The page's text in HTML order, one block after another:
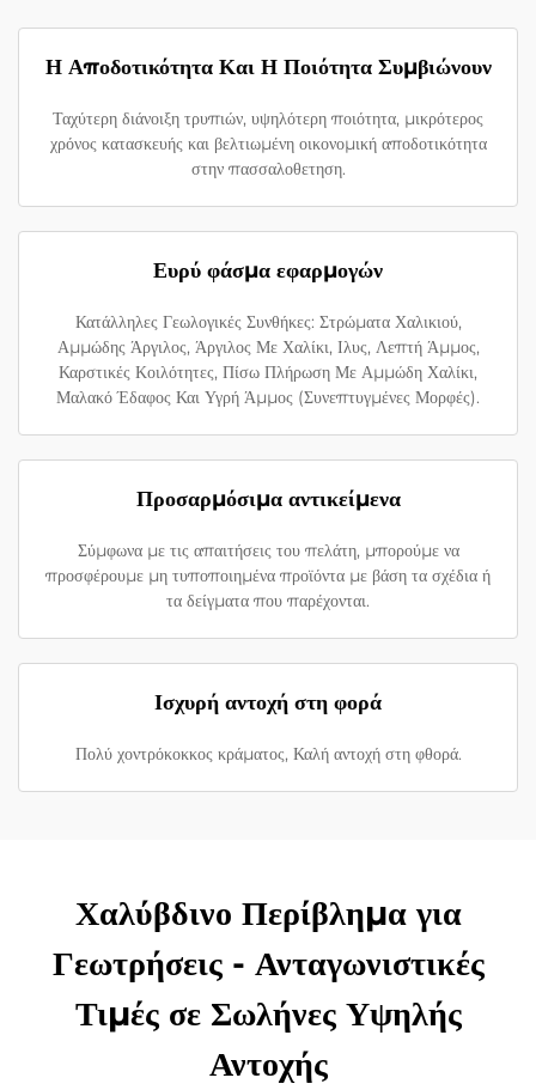
Η Αποδοτικότητα Και Η Ποιότητα Συμβιώνουν
Ταχύτερη διάνοιξη τρυπιών, υψηλότερη ποιότητα, μικρότερος
χρόνος κατασκευής και βελτιωμένη οικονομική αποδοτικότητα
στην πασσαλοθετηση.
Ευρύ φάσμα εφαρμογών
Κατάλληλες Γεωλογικές Συνθήκες: Στρώματα Χαλικιού,
Αμμώδης Άργιλος, Άργιλος Με Χαλίκι, Ιλυς, Λεπτή Άμμος,
Καρστικές Κοιλότητες, Πίσω Πλήρωση Με Αμμώδη Χαλίκι,
Μαλακό Έδαφος Και Υγρή Άμμος (Συνεπτυγμένες Μορφές).
Προσαρμόσιμα αντικείμενα
Σύμφωνα με τις απαιτήσεις του πελάτη, μπορούμε να
προσφέρουμε μη τυποποιημένα προϊόντα με βάση τα σχέδια ή
τα δείγματα που παρέχονται.
Ισχυρή αντοχή στη φορά
Πολύ χοντρόκοκκος κράματος, Καλή αντοχή στη φθορά.
Χαλύβδινο Περίβλημα για
Γεωτρήσεις - Ανταγωνιστικές
Τιμές σε Σωλήνες Υψηλής
Αντοχής